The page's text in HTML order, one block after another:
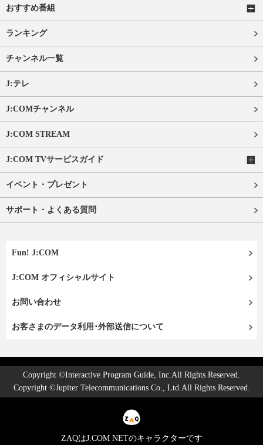
おすすめ番組
ランキング
チャンネル一覧
J:テレ
J:COMチャンネル
J:COM STREAM
J:COM TVサービスガイド
イベント・プレゼント
サポート・よくある質問
Fun! J:COM
J:COM オフィシャルサイト
お問い合わせ
お客さまのデータ利用･外部送信について
Copyright ©Interactive Program Guide, Inc.All Rights Reserved.
Copyright ©Jupiter Telecommunications Co., Ltd.All Rights Reserved.
ZAQはJ:COM NETのキャラクターです